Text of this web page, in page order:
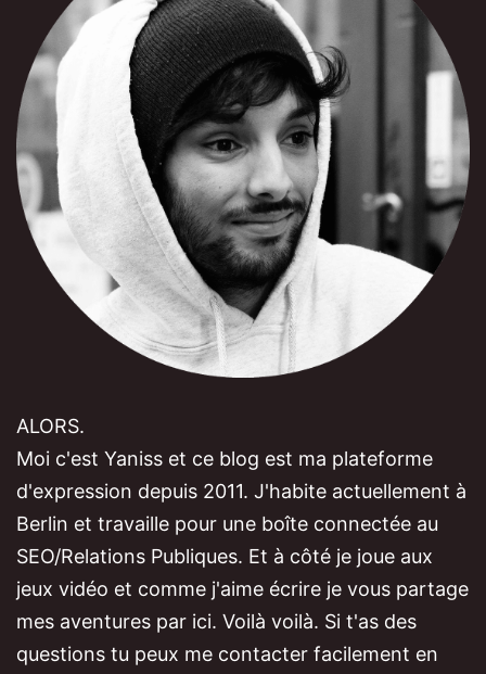
ALORS.
Moi c'est Yaniss et ce blog est ma plateforme
d'expression depuis 2011. J'habite actuellement à
Berlin et travaille pour une boîte connectée au
SEO/Relations Publiques. Et à côté je joue aux
jeux vidéo et comme j'aime écrire je vous partage
mes aventures par ici. Voilà voilà. Si t'as des
questions tu peux me contacter facilement en